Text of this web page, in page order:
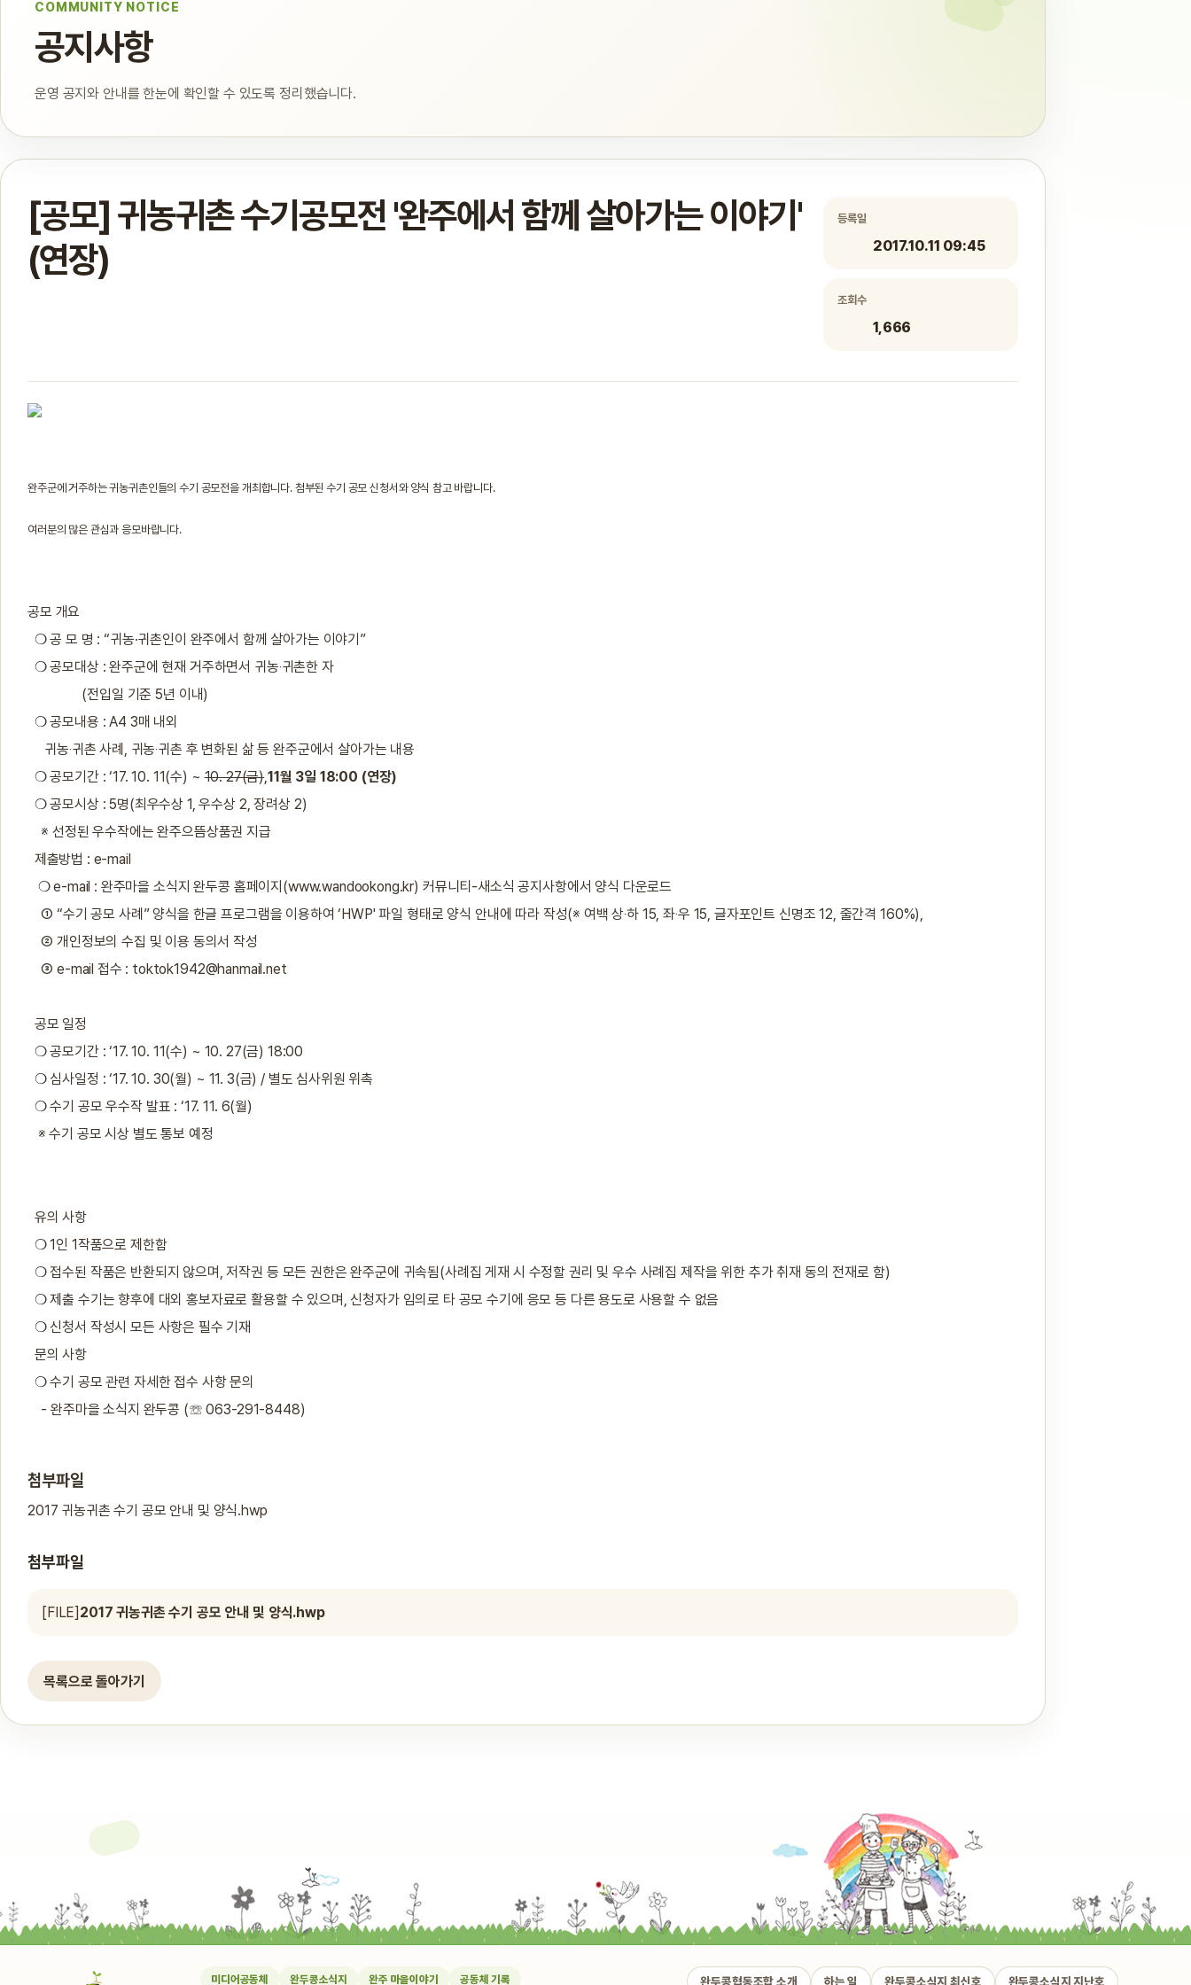
COMMUNITY NOTICE
공지사항
운영 공지와 안내를 한눈에 확인할 수 있도록 정리했습니다.
[공모] 귀농귀촌 수기공모전 '완주에서 함께 살아가는 이야기'
(연장)
등록일
2017.10.11 09:45
조회수
1,666
완주군에 거주하는 귀농귀촌인들의 수기 공모전을 개최합니다. 첨부된 수기 공모 신청서와 양식 참고 바랍니다.
여러분의 많은 관심과 응모바랍니다.
공모 개요
❍ 공 모 명 : “귀농·귀촌인이 완주에서 함께 살아가는 이야기”
❍ 공모대상 : 완주군에 현재 거주하면서 귀농‧귀촌한 자
(전입일 기준 5년 이내)
❍ 공모내용 : A4 3매 내외
귀농‧귀촌 사례, 귀농‧귀촌 후 변화된 삶 등 완주군에서 살아가는 내용
❍ 공모기간 : ‘17. 10. 11(수) ~10. 27(금),11월 3일 18:00 (연장)
❍ 공모시상 : 5명(최우수상 1, 우수상 2, 장려상 2)
※ 선정된 우수작에는 완주으뜸상품권 지급
제출방법 : e-mail
❍ e-mail : 완주마을 소식지 완두콩 홈페이지(www.wandookong.kr) 커뮤니티-새소식 공지사항에서 양식 다운로드
① “수기 공모 사례” 양식을 한글 프로그램을 이용하여 ‘HWP' 파일 형태로 양식 안내에 따라 작성(※ 여백 상‧하 15, 좌‧우 15, 글자포인트 신명조 12, 줄간격 160%),
② 개인정보의 수집 및 이용 동의서 작성
③ e-mail 접수 : toktok1942@hanmail.net
공모 일정
❍ 공모기간 : ‘17. 10. 11(수) ~ 10. 27(금) 18:00
❍ 심사일정 : ‘17. 10. 30(월) ~ 11. 3(금) / 별도 심사위원 위촉
❍ 수기 공모 우수작 발표 : ‘17. 11. 6(월)
※ 수기 공모 시상 별도 통보 예정
유의 사항
❍ 1인 1작품으로 제한함
❍ 접수된 작품은 반환되지 않으며, 저작권 등 모든 권한은 완주군에 귀속됨(사례집 게재 시 수정할 권리 및 우수 사례집 제작을 위한 추가 취재 동의 전재로 함)
❍ 제출 수기는 향후에 대외 홍보자료로 활용할 수 있으며, 신청자가 임의로 타 공모 수기에 응모 등 다른 용도로 사용할 수 없음
❍ 신청서 작성시 모든 사항은 필수 기재
문의 사항
❍ 수기 공모 관련 자세한 접수 사항 문의
- 완주마을 소식지 완두콩 (☏ 063-291-8448)
첨부파일
2017 귀농귀촌 수기 공모 안내 및 양식.hwp
첨부파일
[FILE] 2017 귀농귀촌 수기 공모 안내 및 양식.hwp
목록으로 돌아가기
미디어공동체 완두콩소식지 완주 마을이야기 공동체 기록 완두콩협동조합 소개 하는 일 완두콩소식지 최신호 완두콩소식지 지난호